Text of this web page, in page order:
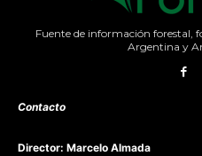
Fuente de información forestal,
Argentina y
Contacto
Director: Marcelo Almada